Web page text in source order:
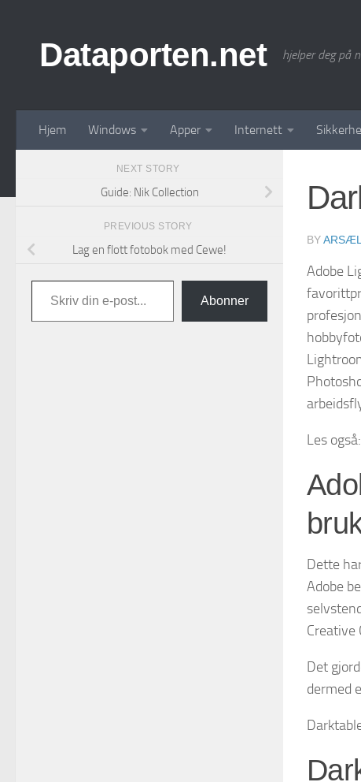
Dataporten.net hjelper deg på
Hjem Windows Apper Internett
BY
Adobe
Les også:
Dette
Adobe
Creative
Det
dermed
NEXT STORY
Guide: Nik Collection
PREVIOUS STORY
Lag en flott fotobok med Cewe!
Skriv din e-post...
Abonner